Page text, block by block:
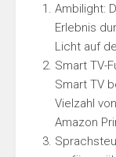
Ambilight:
Erlebnis
Licht auf
Smart TV-
Smart TV
Vielzahl
Amazon